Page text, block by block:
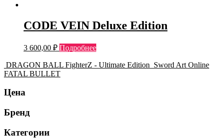
CODE VEIN Deluxe Edition
3 600,00 ₽ Подробнее
DRAGON BALL FighterZ - Ultimate Edition Sword Art Online
FATAL BULLET
Цена
Бренд
Категории